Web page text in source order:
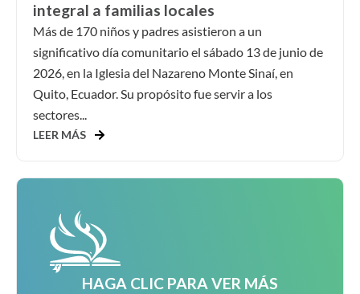
integral a familias locales
Más de 170 niños y padres asistieron a un
significativo día comunitario el sábado 13 de junio de
2026, en la Iglesia del Nazareno Monte Sinaí, en
Quito, Ecuador. Su propósito fue servir a los
sectores...
LEER MÁS
HAGA CLIC PARA VER MÁS